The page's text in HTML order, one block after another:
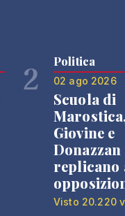
2 Politica
02 ago 2026
Scuola di
Giovine e
Donazzan
replicano
Visto 20.220